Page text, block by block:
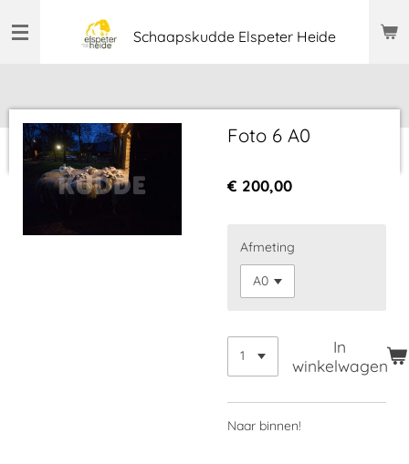
direct
Schaapskudde Elspeter Heide
Foto 6 A0
€ 200,00
Afmeting
In
winkelwagen
Naar binnen!